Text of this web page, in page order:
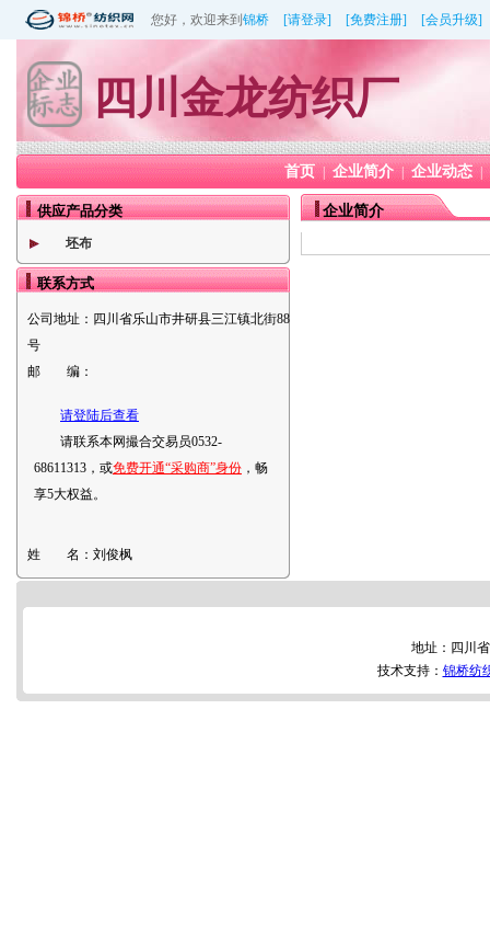
您好，欢迎来到 锦桥 [请登录] [免费注册] [会员升级]
四川金龙纺织厂
首页 企业简介 企业动态
供应产品分类
坯布
联系方式
公司地址： 四川省乐山市井研县三江镇北街88
号
邮 编：
请登陆后查看
请联系本网撮合交易员0532-
68611313，或免费开通“采购商”身份 ，畅
享5大权益。
姓 名： 刘俊枫
企业简介
地址：四川
技术支持： 锦桥纺